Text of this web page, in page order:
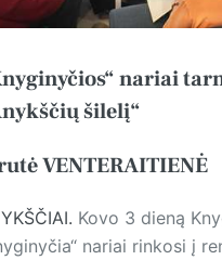
nariai
šilelį“
VENTERAITIENĖ
Kovo 3 dieną
nariai rinkosi į